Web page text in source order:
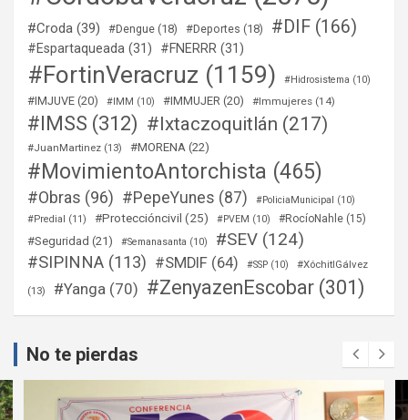
#Croda (39) #Dengue (18) #Deportes (18) #DIF (166)
#Espartaqueada (31) #FNERRR (31)
#FortinVeracruz (1159) #Hidrosistema (10)
#IMJUVE (20) #IMM (10) #IMMUJER (20) #Immujeres (14)
#IMSS (312) #Ixtaczoquitlán (217)
#JuanMartinez (13) #MORENA (22)
#MovimientoAntorchista (465)
#Obras (96) #PepeYunes (87) #PoliciaMunicipal
(10)
#Predial
(11) #Proteccióncivil (25) #PVEM (10) #RocíoNahle (15)
#Seguridad (21) #Semanasanta (10) #SEV (124)
#SIPINNA (113) #SMDIF (64) #SSP (10) #XóchitlGálvez
(13) #Yanga (70) #ZenyazenEscobar (301)
No te pierdas